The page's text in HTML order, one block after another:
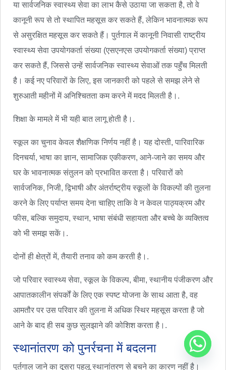
या सार्वजनिक स्वास्थ्य सेवा का लाभ कैसे उठाया जा सकता है, तो वे
कानूनी रूप से तो स्थापित महसूस कर सकते हैं, लेकिन भावनात्मक रूप
से असुरक्षित महसूस कर सकते हैं। पुर्तगाल में कानूनी निवासी राष्ट्रीय
स्वास्थ्य सेवा उपयोगकर्ता संख्या (एसएनएस उपयोगकर्ता संख्या) प्राप्त
कर सकते हैं, जिससे उन्हें सार्वजनिक स्वास्थ्य सेवाओं तक पहुँच मिलती
है। कई नए परिवारों के लिए, इस जानकारी को पहले से समझ लेने से
शुरुआती महीनों में अनिश्चितता कम करने में मदद मिलती है।.
शिक्षा के मामले में भी यही बात लागू होती है।.
स्कूल का चुनाव केवल शैक्षणिक निर्णय नहीं है। यह दोस्ती, पारिवारिक
दिनचर्या, भाषा का ज्ञान, सामाजिक एकीकरण, आने-जाने का समय और
घर के भावनात्मक संतुलन को प्रभावित करता है। परिवारों को
सार्वजनिक, निजी, द्विभाषी और अंतर्राष्ट्रीय स्कूलों के विकल्पों की तुलना
करने के लिए पर्याप्त समय देना चाहिए ताकि वे न केवल पाठ्यक्रम और
फीस, बल्कि समुदाय, स्थान, भाषा संबंधी सहायता और बच्चे के व्यक्तित्व
को भी समझ सकें।.
दोनों ही क्षेत्रों में, तैयारी तनाव को कम करती है।.
जो परिवार स्वास्थ्य सेवा, स्कूल के विकल्प, बीमा, स्थानीय पंजीकरण और
आपातकालीन संपर्कों के लिए एक स्पष्ट योजना के साथ आता है, वह
आमतौर पर उस परिवार की तुलना में अधिक स्थिर महसूस करता है जो
आने के बाद ही सब कुछ सुलझाने की कोशिश करता है।.
स्थानांतरण को पुनर्रचना में बदलना
पुर्तगाल जाने का दूसरा पहलू स्थानांतरण से बचने का कारण नहीं है।